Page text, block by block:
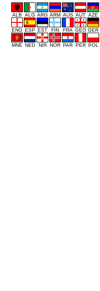
ALB ALG ARG ARM AUS AUT AZE
ENG ESP EST FIN FRA GEO GER
MNE NED NIR NOR PAR PER POL